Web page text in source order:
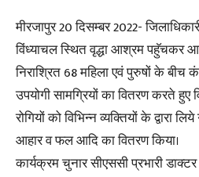
मीरजापुर 20 दिसम्बर 2022-
विंध्याचल स्थित वृद्धा आश्रम पहुॅचकर
निराश्रित 68 महिला एवं पुरुषों के
उपयोगी सामग्रियों का वितरण करते हुए
रोगियों को विभिन्न व्यक्तियों के द्वारा
आहार व फल आदि का वितरण किया।
कार्यक्रम चुनार सीएससी प्रभारी